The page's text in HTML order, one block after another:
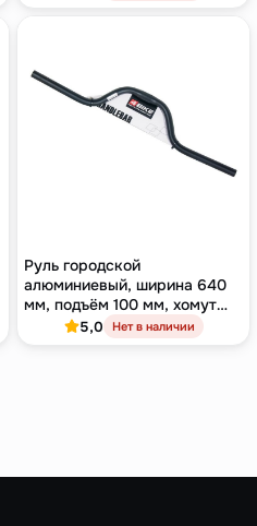
Руль городской
алюминиевый, ширина 640
мм, подъём 100 мм, хомут
25.4 мм, чёрный
5,0 Нет в наличии